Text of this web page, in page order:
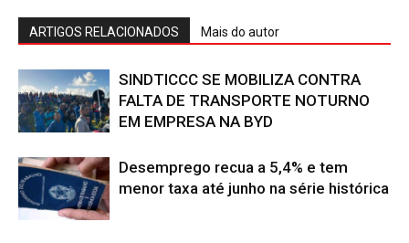
ARTIGOS RELACIONADOS Mais do autor
SINDTICCC SE MOBILIZA CONTRA
FALTA DE TRANSPORTE NOTURNO
EM EMPRESA NA BYD
Desemprego recua a 5,4% e tem
menor taxa até junho na série histórica